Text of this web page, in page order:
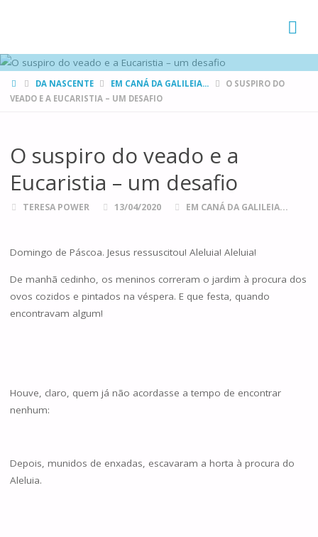
HOMEDA NASCENTE EM CANÁ DA GALILEIA...
O SUSPIRO DO
VEADO E A EUCARISTIA – UM DESAFIO
O suspiro do veado e a
Eucaristia – um desafio
TERESA POWER 13/04/2020 EM CANÁ DA GALILEIA...
Domingo de Páscoa. Jesus ressuscitou! Aleluia! Aleluia!
De manhã cedinho, os meninos correram o jardim à procura dos
ovos cozidos e pintados na véspera. E que festa, quando
encontravam algum!
Houve, claro, quem já não acordasse a tempo de encontrar
nenhum:
Depois, munidos de enxadas, escavaram a horta à procura do
Aleluia.